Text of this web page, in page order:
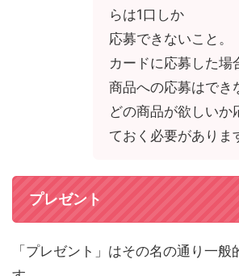
らは1口しか
応募できないこと。
カードに応募した場
商品への応募はでき
どの商品が欲しいか
ておく必要がありま
プレゼント
「プレゼント」はその名の通り一